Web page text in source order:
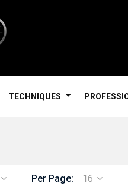
TECHNIQUES
Per Page: 16